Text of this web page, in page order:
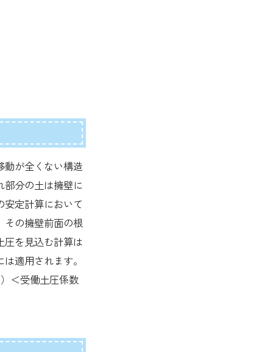
が全くない構造
部分の土は擁壁に
定計算において
その擁壁前面の根
圧を見込む計算は
適用されます。
）＜受働土圧係数